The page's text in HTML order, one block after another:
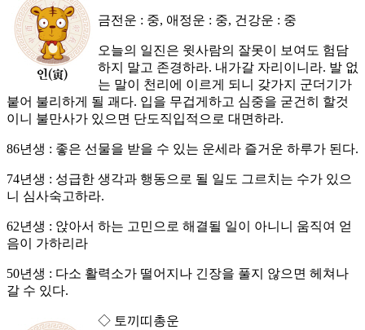
금전운 : 중, 애정운 : 중, 건강운 : 중
오늘의 일진은 윗사람의 잘못이 보여도 험담
하지 말고 존경하라. 내가갈 자리이니라. 발 없
는 말이 천리에 이르게 되니 갖가지 군더기가
붙어 불리하게 될 괘다. 입을 무겁게하고 심중을 굳건히 할것
이니 불만사가 있으면 단도직입적으로 대면하라.
86년생 : 좋은 선물을 받을 수 있는 운세라 즐거운 하루가 된다.
74년생 : 성급한 생각과 행동으로 될 일도 그르치는 수가 있으
니 심사숙고하라.
62년생 : 앉아서 하는 고민으로 해결될 일이 아니니 움직여 얻
음이 가하리라
50년생 : 다소 활력소가 떨어지나 긴장을 풀지 않으면 헤쳐나
갈 수 있다.
◇ 토끼띠총운